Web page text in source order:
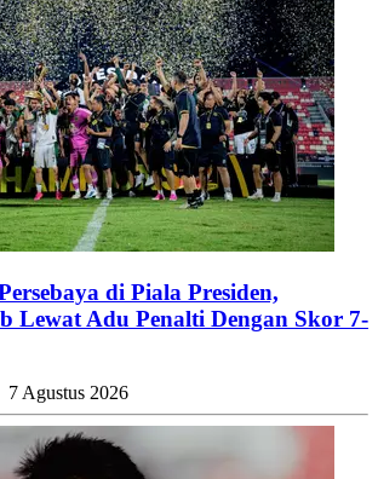
di Piala Presiden,
Lewat Adu Penalti Dengan Skor 7-
7 Agustus 2026